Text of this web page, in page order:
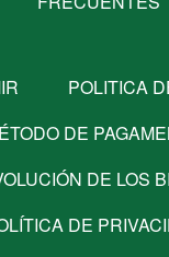
POLITICA
DE
DE LOS
DE